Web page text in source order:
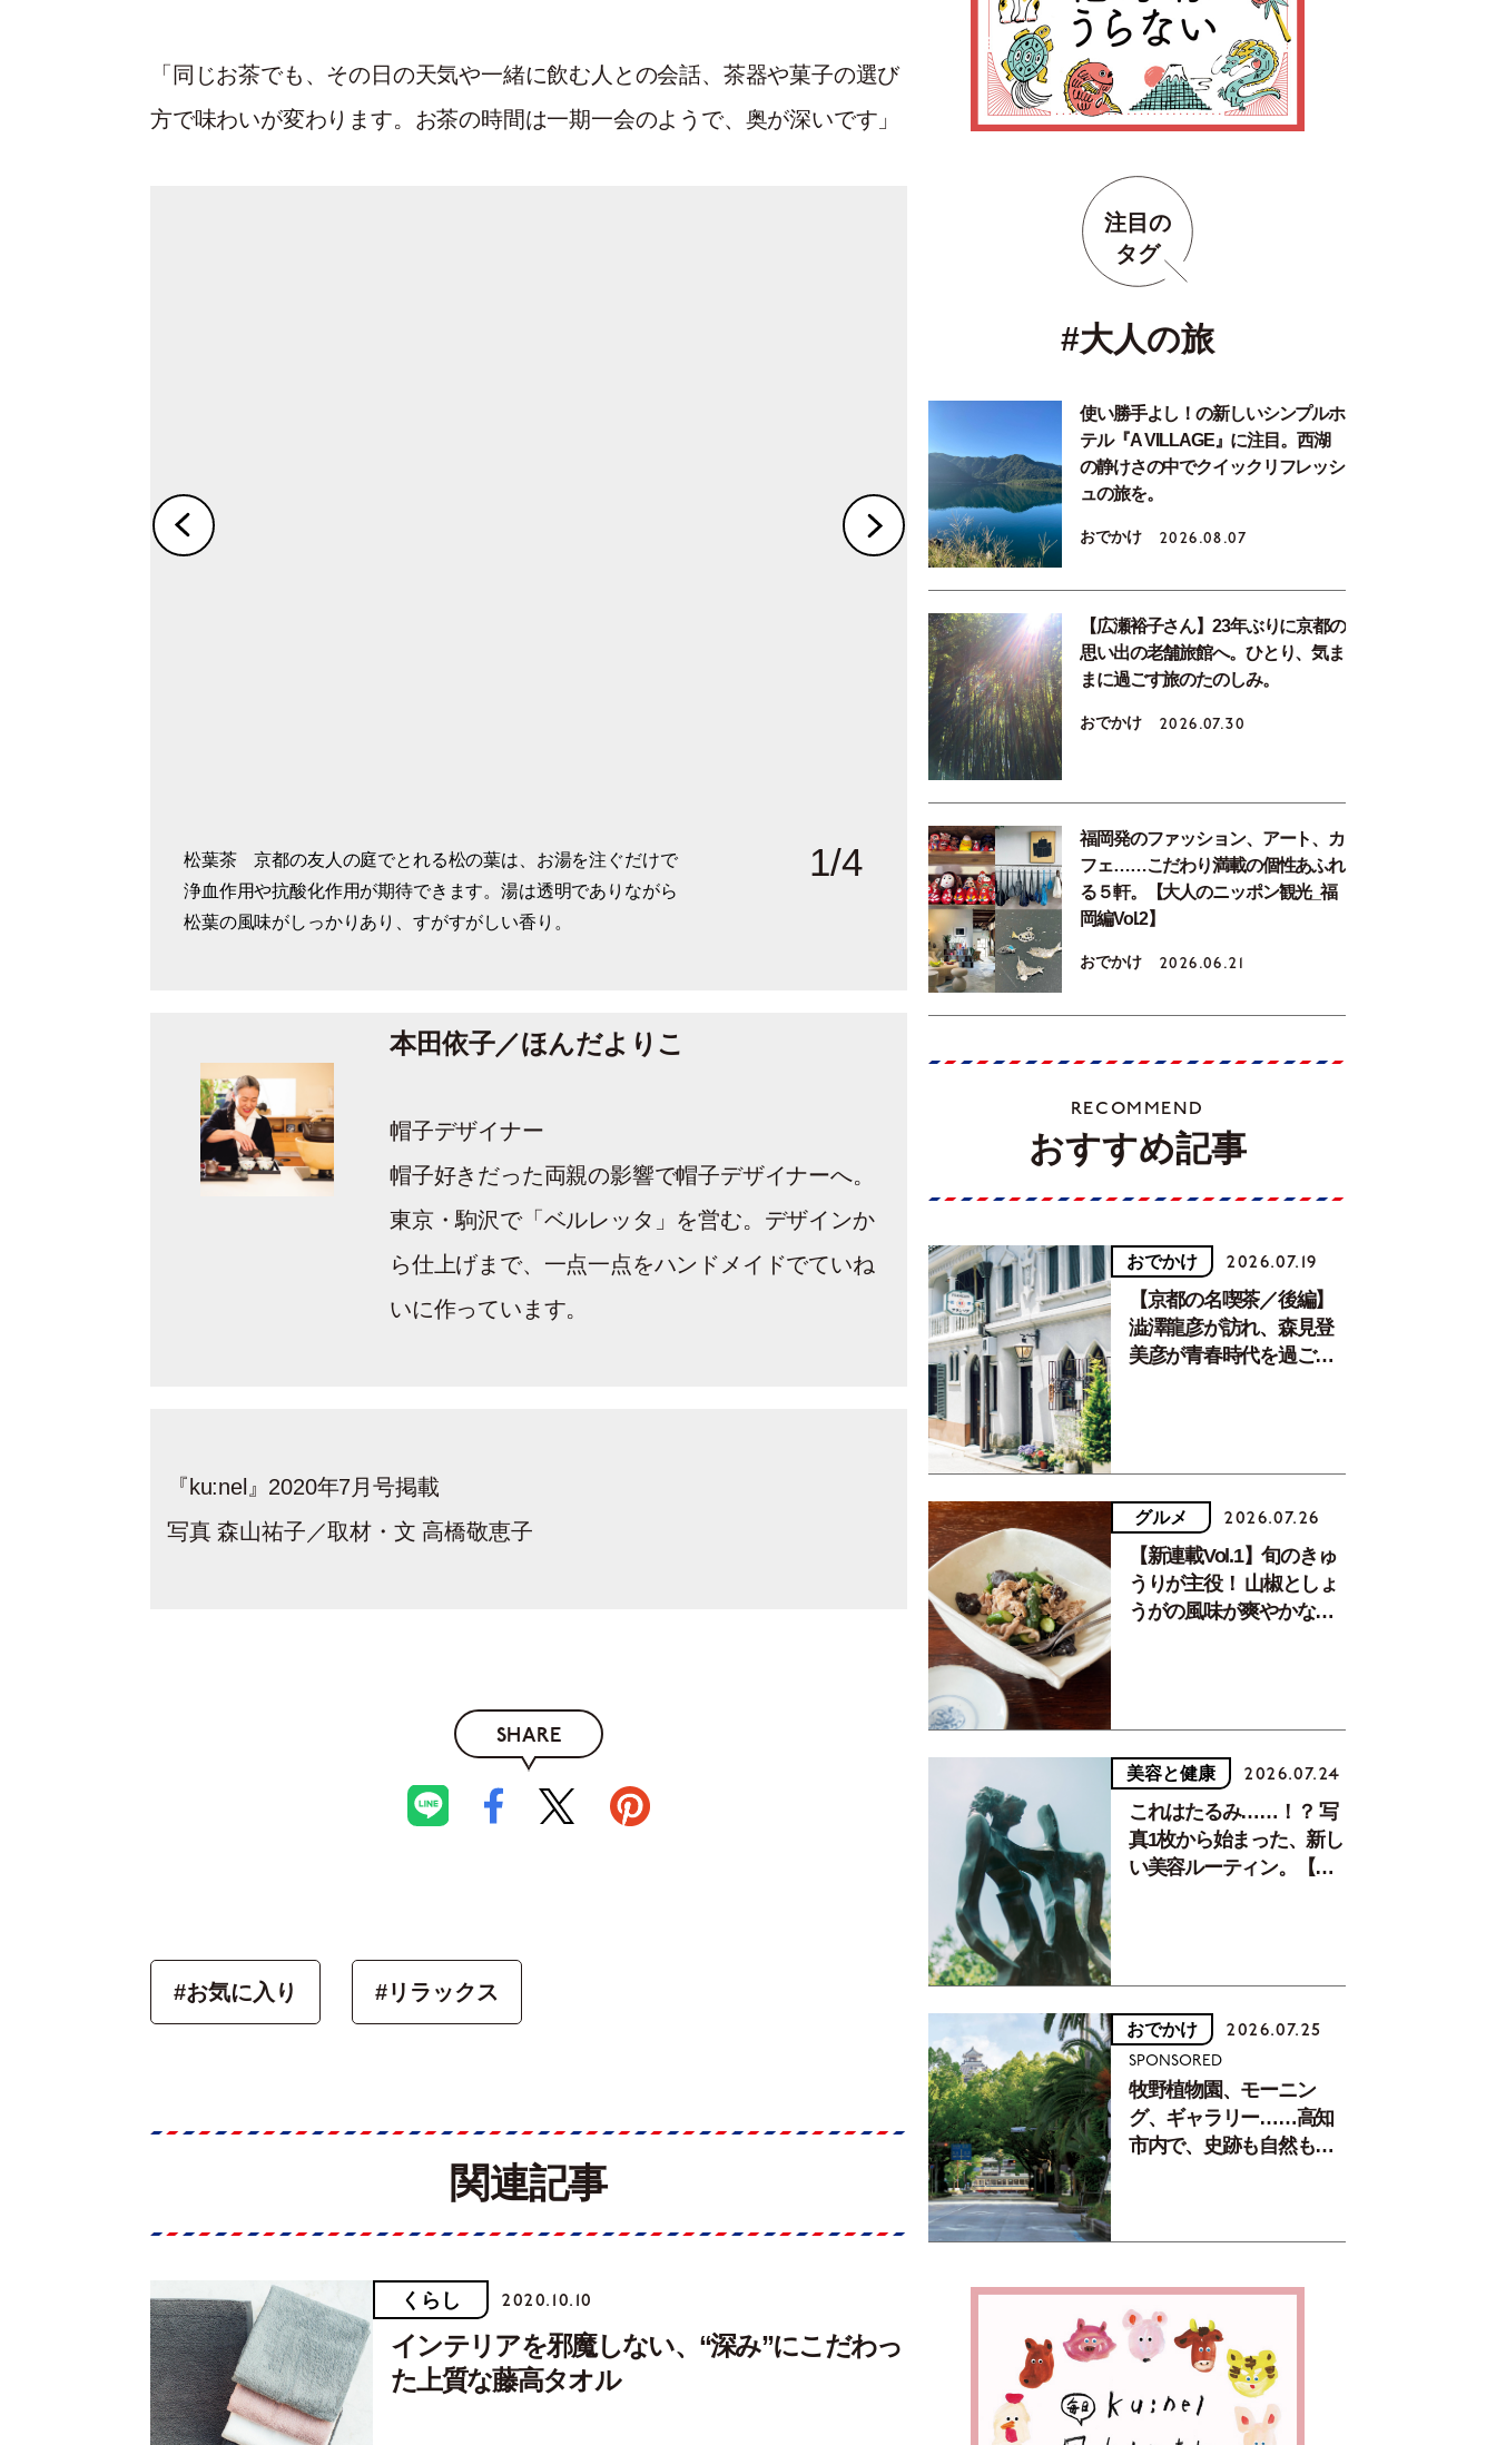
「同じお茶でも、その日の天気や一緒に飲む人との会話、茶器や菓子の選び
方で味わいが変わります。お茶の時間は一期一会のようで、奥が深いです」
松葉茶 京都の友人の庭でとれる松の葉は、お湯を注ぐだけで
浄血作用や抗酸化作用が期待できます。湯は透明でありながら
松葉の風味がしっかりあり、すがすがしい香り。
松葉茶 梅干しを入れたり、他のお茶とブレンドしても美味。
最近はインターネットで手軽に入手できます。
茶道の世界では夏用の風炉（電熱式）を1年中使い、土瓶や鉄
瓶で、おいしい茶の湯を作る。
この日の午後のお茶タイムは、煎茶と青山にある「菊家」の特
製黄身しぐれ「瑞雲」で。
1/4
本田依子／ほんだよりこ
帽子デザイナー
帽子好きだった両親の影響で帽子デザイナーへ。
東京・駒沢で「ベルレッタ」を営む。デザインか
ら仕上げまで、一点一点をハンドメイドでていね
いに作っています。
『ku:nel』2020年7月号掲載
写真 森山祐子／取材・文 高橋敬恵子
SHARE
#お気に入り #リラックス
関連記事
くらし 2020.10.10
インテリアを邪魔しない、“深み”にこだわっ
た上質な藤高タオル
注目の
タグ
#大人の旅
使い勝手よし！の新しいシンプルホ
テル『A VILLAGE』に注目。西湖
の静けさの中でクイックリフレッシ
ュの旅を。
おでかけ 2026.08.07
【広瀬裕子さん】23年ぶりに京都の
思い出の老舗旅館へ。ひとり、気ま
まに過ごす旅のたのしみ。
おでかけ 2026.07.30
福岡発のファッション、アート、カ
フェ……こだわり満載の個性あふれ
る５軒。【大人のニッポン観光_福
岡編Vol.2】
おでかけ 2026.06.21
RECOMMEND
おすすめ記事
おでかけ 2026.07.19
【京都の名喫茶／後編】
澁澤龍彦が訪れ、森見登
美彦が青春時代を過ごし
グルメ 2026.07.26
【新連載Vol.1】旬のきゅ
うりが主役！ 山椒としょ
うがの風味が爽やかな、
美容と健康 2026.07.24
これはたるみ……！？ 写
真1枚から始まった、新し
い美容ルーティン。【中
おでかけ 2026.07.25
SPONSORED
牧野植物園、モーニン
グ、ギャラリー……高知
市内で、史跡も自然もグ